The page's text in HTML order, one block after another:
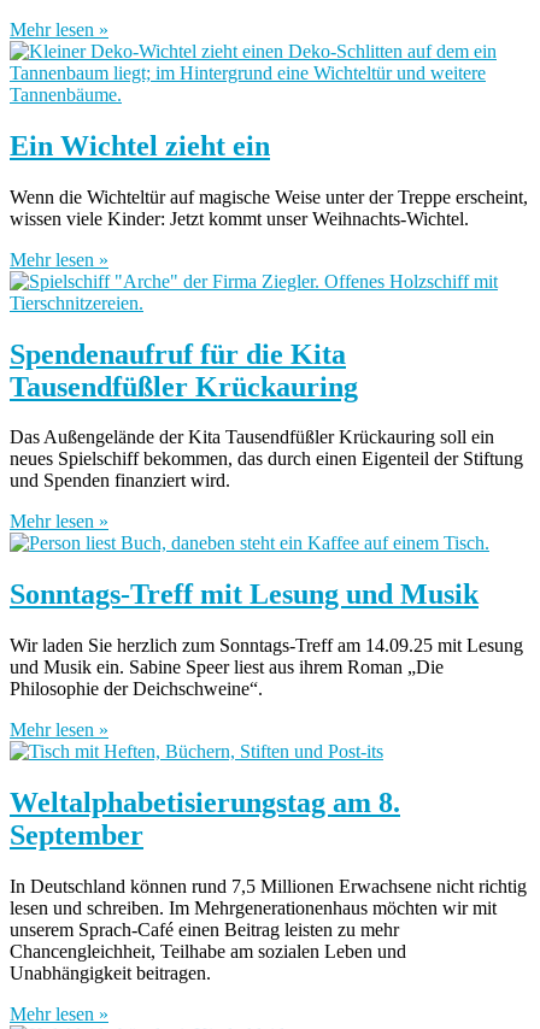
Mehr lesen »
Ein Wichtel zieht ein
Wenn die Wichteltür auf magische Weise unter der Treppe erscheint,
wissen viele Kinder: Jetzt kommt unser Weihnachts-Wichtel.
Mehr lesen »
Spendenaufruf für die Kita
Tausendfüßler Krückauring
Das Außengelände der Kita Tausendfüßler Krückauring soll ein
neues Spielschiff bekommen, das durch einen Eigenteil der Stiftung
und Spenden finanziert wird.
Mehr lesen »
Sonntags-Treff mit Lesung und Musik
Wir laden Sie herzlich zum Sonntags-Treff am 14.09.25 mit Lesung
und Musik ein. Sabine Speer liest aus ihrem Roman „Die
Philosophie der Deichschweine“.
Mehr lesen »
Weltalphabetisierungstag am 8.
September
In Deutschland können rund 7,5 Millionen Erwachsene nicht richtig
lesen und schreiben. Im Mehrgenerationenhaus möchten wir mit
unserem Sprach-Café einen Beitrag leisten zu mehr
Chancengleichheit, Teilhabe am sozialen Leben und
Unabhängigkeit beitragen.
Mehr lesen »